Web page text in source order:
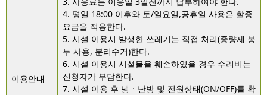
이용안내
4. 평일 18:00 이후와 토/일요일,공휴일 사용은 할증
요금을 적용한다.
5. 시설 이용시 발생한 쓰레기는 직접 처리(종량제 봉
투 사용, 분리수거)한다.
6. 시설 이용시 시설물을 훼손하였을 경우 수리비는
신청자가 부담한다.
7. 시설 이용 후 냉ㆍ난방 및 전원상태(ON/OFF)를 확